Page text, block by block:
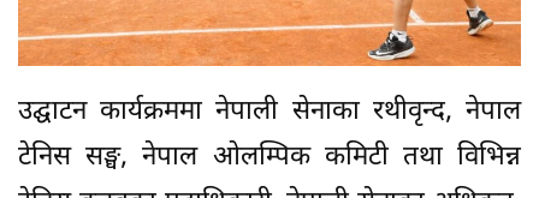
उद्घाटन कार्यक्रममा नेपाली सेनाका रथीवृन्द, नेपाल
टेनिस सङ्घ, नेपाल ओलम्पिक कमिटी तथा विभिन्न